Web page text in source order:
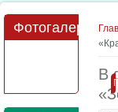
Вы
В
Фотогалерея